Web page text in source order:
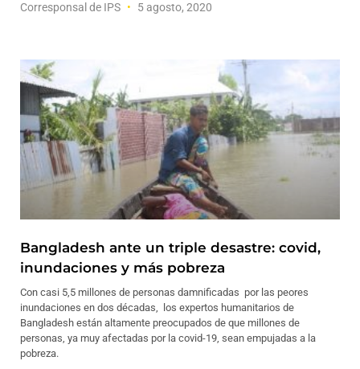
Corresponsal de IPS 5 agosto, 2020
Bangladesh ante un triple desastre: covid,
inundaciones y más pobreza
Con casi 5,5 millones de personas damnificadas por las peores
inundaciones en dos décadas, los expertos humanitarios de
Bangladesh están altamente preocupados de que millones de
personas, ya muy afectadas por la covid-19, sean empujadas a la
pobreza.